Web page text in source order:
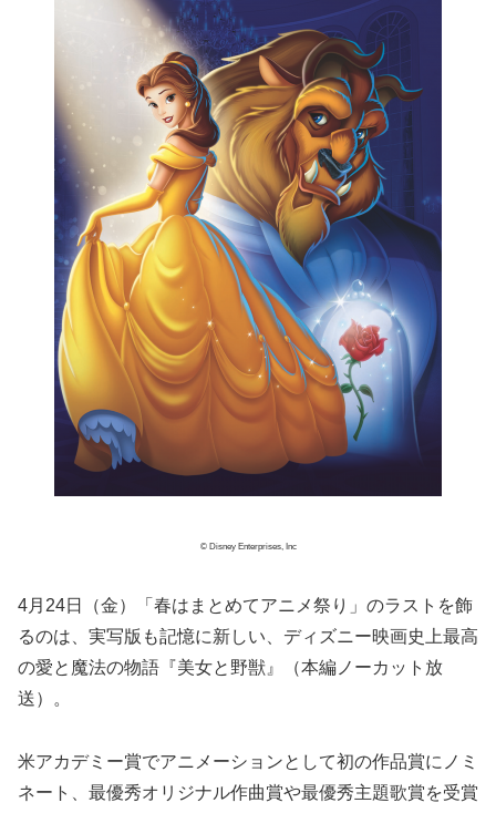
© Disney Enterprises, Inc
4月24日（金）「春はまとめてアニメ祭り」のラストを飾
るのは、実写版も記憶に新しい、ディズニー映画史上最高
の愛と魔法の物語『美女と野獣』（本編ノーカット放
送）。
米アカデミー賞でアニメーションとして初の作品賞にノミ
ネート、最優秀オリジナル作曲賞や最優秀主題歌賞を受賞